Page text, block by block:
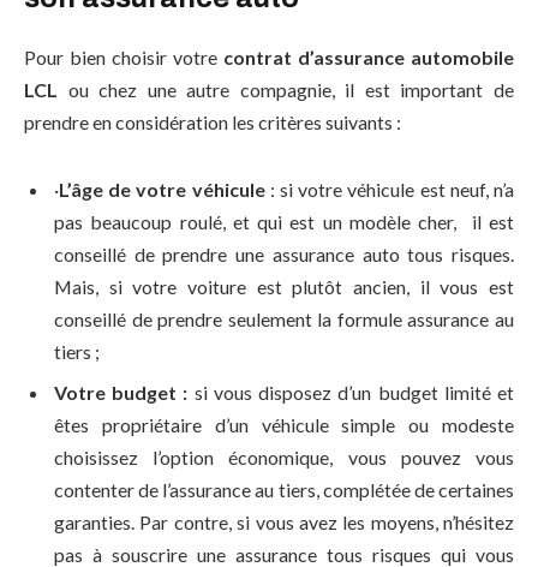
Pour bien choisir votre contrat d’assurance automobile
LCL ou chez une autre compagnie, il est important de
prendre en considération les critères suivants :
·L’âge de votre véhicule : si votre véhicule est neuf, n’a
pas beaucoup roulé, et qui est un modèle cher, il est
conseillé de prendre une assurance auto tous risques.
Mais, si votre voiture est plutôt ancien, il vous est
conseillé de prendre seulement la formule assurance au
tiers ;
Votre budget : si vous disposez d’un budget limité et
êtes propriétaire d’un véhicule simple ou modeste
choisissez l’option économique, vous pouvez vous
contenter de l’assurance au tiers, complétée de certaines
garanties. Par contre, si vous avez les moyens, n’hésitez
pas à souscrire une assurance tous risques qui vous